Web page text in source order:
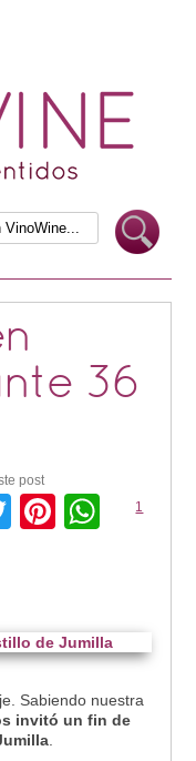
36
post
TwitterPinterest
1
Sabiendo nuestra
invitó un fin de
.